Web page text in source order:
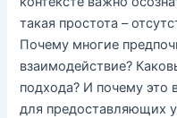
такая простота –
Почему многие
взаимодействие?
подхода? И почему это
для предоставляющих